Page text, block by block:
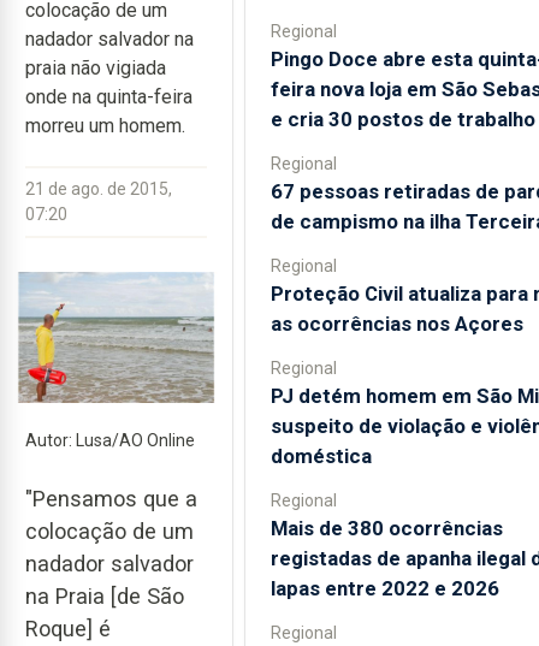
colocação de um
nadador salvador na
praia não vigiada
onde na quinta-feira
morreu um homem.
21 de ago. de 2015,
07:20
Autor: Lusa/AO Online
"Pensamos que a
colocação de um
nadador salvador
na Praia [de São
Roque] é
Regional
Pingo Doce abre esta
feira nova loja em São
e cria 30 postos de trabalho
Regional
67 pessoas retiradas de
de campismo na ilha
Regional
Proteção Civil atualiza para
as ocorrências nos Açores
Regional
PJ detém homem em São
suspeito de violação e
doméstica
Regional
Mais de 380 ocorrências
registadas de apanha ilegal
lapas entre 2022 e 2026
Regional